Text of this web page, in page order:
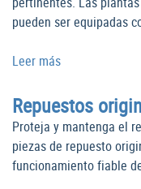
pueden ser equipadas
Leer más
Repuestos
Proteja y mantenga el
piezas de repuesto
funcionamiento fiable